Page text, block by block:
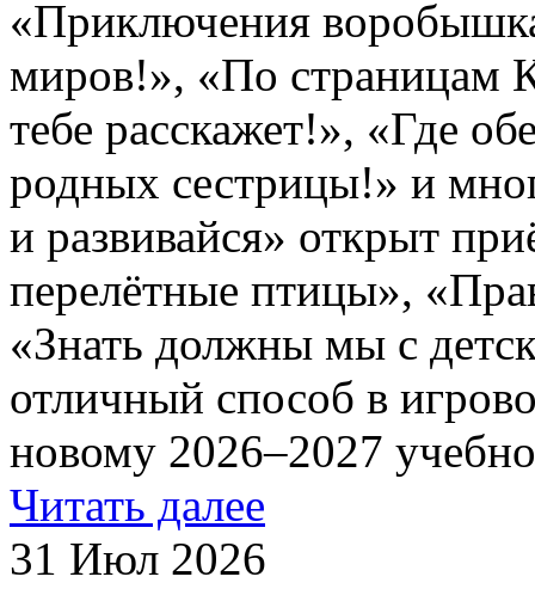
«Приключения
миров!», «По страницам
тебе расскажет!», «Где
родных сестрицы!» и
и развивайся» открыт
перелётные птицы»,
«Знать должны мы с
отличный способ в
новому 2026–2027
Читать далее
31 Июл 2026